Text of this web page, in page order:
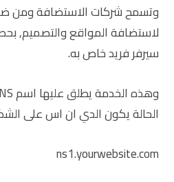
وتسمح شركات الاستضافة ومن
لاستضافة المواقع والتصميم,
سيرفر فريد خاص به.
الحالة يكون الدي ان اس على
ns1.yourwebsite.com